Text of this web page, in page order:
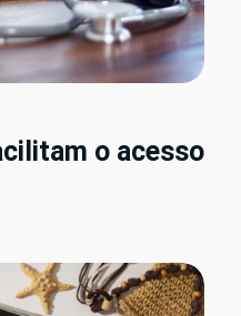
o acesso